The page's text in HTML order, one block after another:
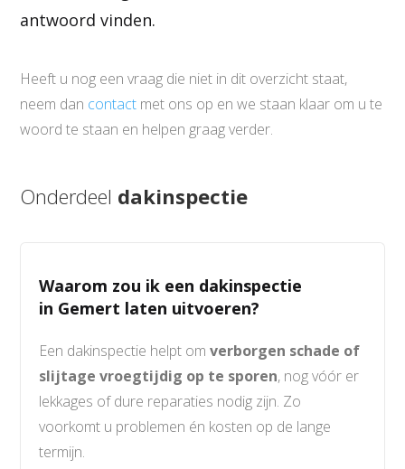
antwoord vinden.
Heeft u nog een vraag die niet in dit overzicht staat,
neem dan contact met ons op en we staan klaar om u te
woord te staan en helpen graag verder.
Onderdeel dakinspectie
Waarom zou ik een dakinspectie
in Gemert laten uitvoeren?
Een dakinspectie helpt omverborgen schade of
slijtage vroegtijdig op te sporen, nog vóór er
lekkages of dure reparaties nodig zijn. Zo
voorkomt u problemen én kosten op de lange
termijn.